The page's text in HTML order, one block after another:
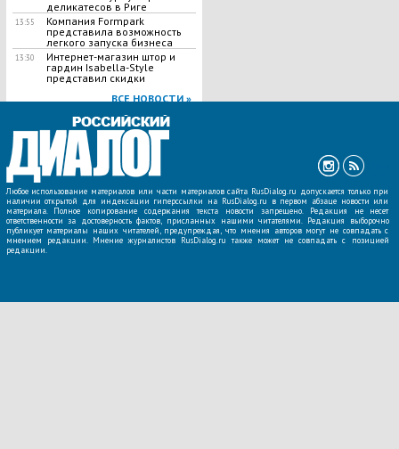
деликатесов в Риге
13:55
Компания Formpark
представила возможность
легкого запуска бизнеса
13:30
Интернет-магазин штор и
гардин Isabella-Style
представил скидки
ВСЕ НОВОСТИ »
Любое использование материалов или части материалов сайта RusDialog.ru допускается только при
наличии открытой для индексации гиперссылки на RusDialog.ru в первом абзаце новости или
материала. Полное копирование содержания текста новости запрещено. Редакция не несет
ответственности за достоверность фактов, присланных нашими читателями. Редакция выборочно
публикует материалы наших читателей, предупреждая, что мнения авторов могут не совпадать с
мнением редакции. Мнение журналистов RusDialog.ru также может не совпадать с позицией
редакции.